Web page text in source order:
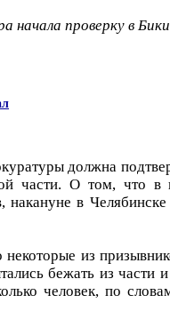
начала проверку в
должна
части. О том, что в
в Челябинске
из
бежать из части
человек, по